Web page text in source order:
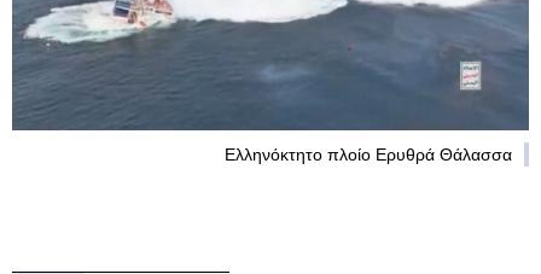
Ελληνόκτητο πλοίο Ερυθρά Θάλασσα